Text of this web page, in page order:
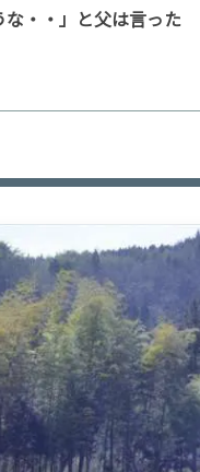
な・・」と父は言った